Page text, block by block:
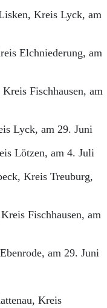
Kreis Lyck, am
Elchniederung, am
Fischhausen, am
Lyck, am 29. Juni
Lötzen, am 4. Juli
Kreis Treuburg,
Fischhausen, am
am 29. Juni
Kreis